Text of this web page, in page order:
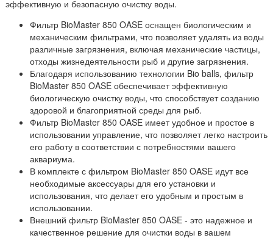
эффективную и безопасную очистку воды.
Фильтр BioMaster 850 OASE оснащен биологическим и
механическим фильтрами, что позволяет удалять из воды
различные загрязнения, включая механические частицы,
отходы жизнедеятельности рыб и другие загрязнения.
Благодаря использованию технологии Bio balls, фильтр
BioMaster 850 OASE обеспечивает эффективную
биологическую очистку воды, что способствует созданию
здоровой и благоприятной среды для рыб.
Фильтр BioMaster 850 OASE имеет удобное и простое в
использовании управление, что позволяет легко настроить
его работу в соответствии с потребностями вашего
аквариума.
В комплекте с фильтром BioMaster 850 OASE идут все
необходимые аксессуары для его установки и
использования, что делает его удобным и простым в
использовании.
Внешний фильтр BioMaster 850 OASE - это надежное и
качественное решение для очистки воды в вашем